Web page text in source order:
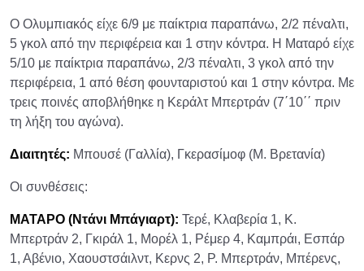
Ο Ολυμπιακός είχε 6/9 με παίκτρια παραπάνω, 2/2 πέναλτι,
5 γκολ από την περιφέρεια και 1 στην κόντρα. Η Ματαρό είχε
5/10 με παίκτρια παραπάνω, 2/3 πέναλτι, 3 γκολ από την
περιφέρεια, 1 από θέση φουνταριστού και 1 στην κόντρα. Με
τρεις ποινές αποβλήθηκε η Κεράλτ Μπερτράν (7΄10΄΄ πριν
τη λήξη του αγώνα).
Διαιτητές: Μπουσέ (Γαλλία), Γκερασίμοφ (Μ. Βρετανία)
Οι συνθέσεις:
ΜΑΤΑΡΟ (Ντάνι Μπάγιαρτ): Τερέ, Κλαβερία 1, Κ.
Μπερτράν 2, Γκιράλ 1, Μορέλ 1, Ρέμερ 4, Καμπράι, Εσπάρ
1, Αβένιο, Χαουστσάιλντ, Κερνς 2, Ρ. Μπερτράν, Μπέρενς,